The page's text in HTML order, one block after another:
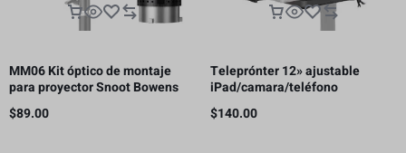
MM06 Kit óptico de montaje
para proyector Snoot Bowens
con 5 colores de Gobos y 35
inserciones gráficas
$89.00
Teleprónter 12» ajustable
iPad/camara/teléfono
inteligente
$140.00